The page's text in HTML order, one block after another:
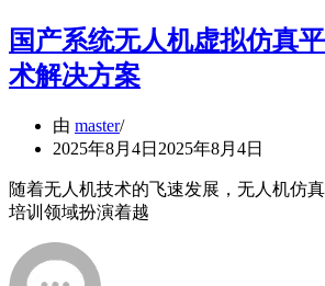
国产系统无人机虚拟仿真
术解决方案
由 master
2025年8月4日 2025年8月4日
随着无人机技术的飞速发展，无人机仿
培训领域扮演着越